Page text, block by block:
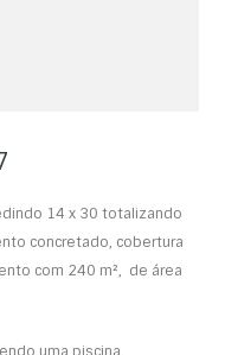
14 x 30 totalizando
concretado, cobertura
com 240 m², de área